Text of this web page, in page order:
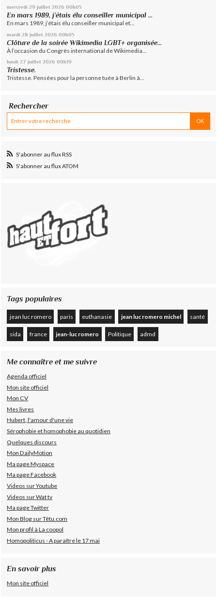
mercredi 29 juillet 2026 00h05
En mars 1989, j’étais élu conseiller municipal ...
En mars 1989, j’étais élu conseiller municipal et...
mardi 28 juillet 2026 00h05
Clôture de la soirée Wikimedia LGBT+ organisée...
À l’occasion du Congrès international de Wikimedia...
lundi 27 juillet 2026 00h19
Tristesse.
Tristesse. Pensées pour la personne tuée à Berlin à...
Rechercher
S'abonner au flux RSS
S'abonner au flux ATOM
Tags populaires
jean luc romero paris euthanasie jean luc romero michel santé
sida france jean-luc romero Politique admd
Me connaître et me suivre
Agenda officiel
Mon site officiel
Mon CV
Mes livres
Hubert, l'amour d'une vie
Sérophobie et homophobie au quotidien
Quelques discours
Mon DailyMotion
Ma page Myspace
Ma page Facebook
Videos sur Youtube
Videos sur Wat tv
Ma page Twitter
Mon Blog sur Têtu.com
Mon profil à La coopol
Homopoliticus - A paraître le 17 mai
En savoir plus
Mon site officiel